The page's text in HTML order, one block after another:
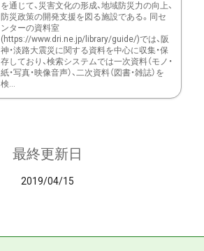
を通じて、災害文化の形成、地域防災力の向上、
防災政策の開発支援を図る施設である。同セ
ンターの資料室
(https://www.dri.ne.jp/library/guide/)では、阪
神・淡路大震災に関する資料を中心に収集・保
存しており、検索システムでは一次資料（モノ・
紙・写真・映像音声）、二次資料（図書・雑誌）を
検...
最終更新日
2019/04/15